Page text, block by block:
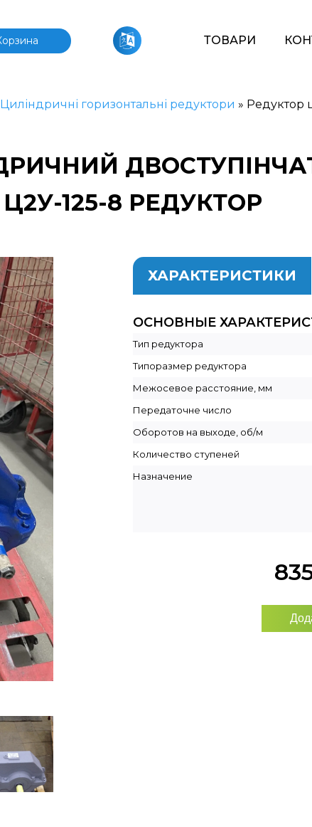
ТОВАРИ
Циліндричні горизонтальні редуктори » Редуктор
Ц2У-125-8 РЕДУКТОР
ХАРАКТЕРИСТИКИ
ОСНОВНЫЕ
Тип редуктора
Типоразмер редуктора
Межосевое расстояние, мм
Передаточне число
Оборотов на выходе, об/м
Количество ступеней
Назначение